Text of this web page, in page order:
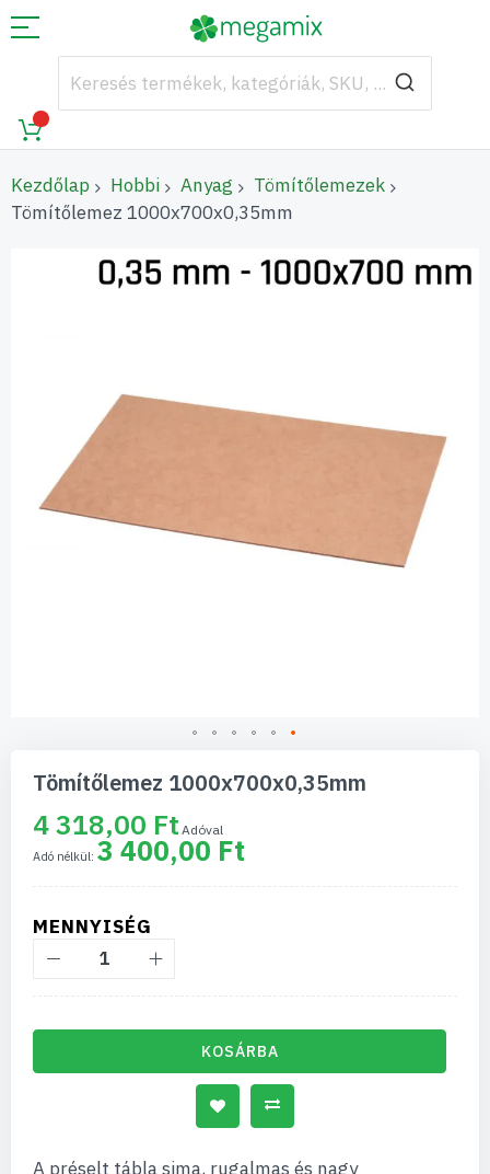
Kezdőlap Hobbi Anyag
Tömítőlemezek
Tömítőlemez 1000x700x0,35mm
képgaléria
elejére
Tömítőlemez 1000x700x0,35mm
4 318,00 Ft
3 400,00 Ft
MENNYISÉG
KOSÁRBA
A préselt tábla sima, rugalmas és nagy